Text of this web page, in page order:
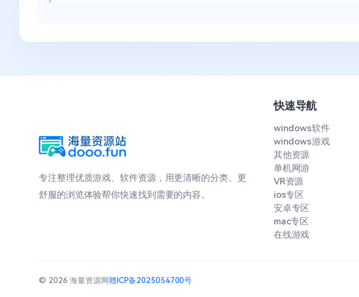
专注整理优质游戏、软件资源，用更清晰的分类、更
舒服的浏览体验帮你快速找到需要的内容。
快速导航
windows软件
windows游戏
其他资源
单机网游
VR资源
ios专区
安卓专区
mac专区
在线游戏
© 2026 海量资源网赣ICP备2025054700号